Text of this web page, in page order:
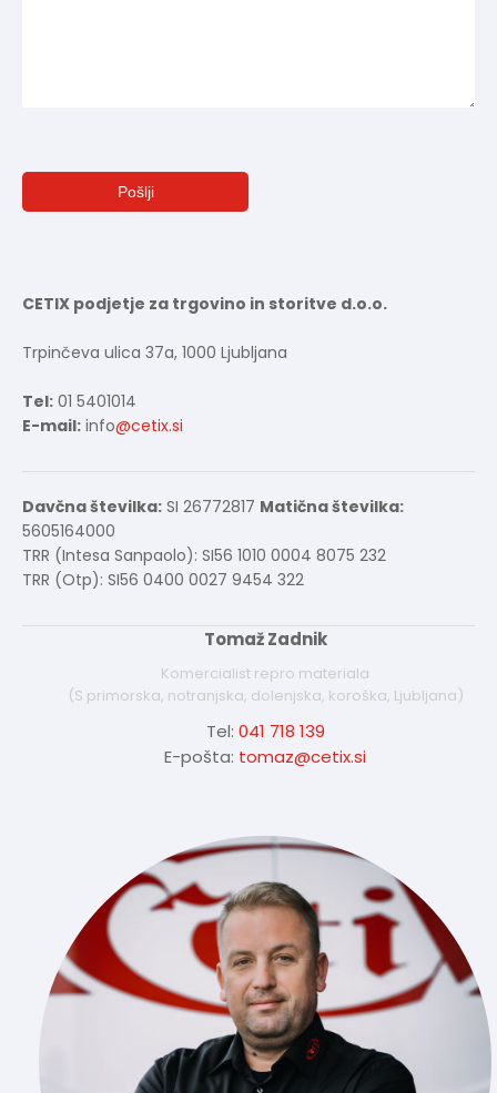
CETIX podjetje za trgovino in storitve d.o.o.
Trpinčeva ulica 37a, 1000 Ljubljana
Tel: 01 5401014
E-mail: info@cetix.si
Davčna številka: SI 26772817 Matična številka:
5605164000
TRR (Intesa Sanpaolo): SI56 1010 0004 8075 232
TRR (Otp): SI56 0400 0027 9454 322
Tomaž Zadnik
Komercialist repro materiala
(S primorska, notranjska, dolenjska, koroška, Ljubljana)
Tel: 041 718 139
E-pošta: tomaz@cetix.si